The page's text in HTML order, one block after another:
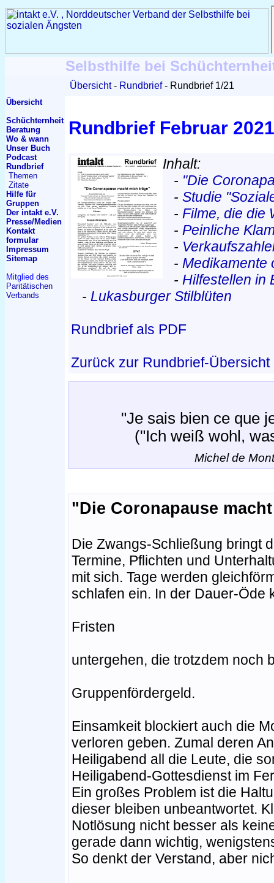
Selbsthilfe bei
Übersicht Rundbrief Rundbrief 1/21
Übersicht
Schüchternheit
Beratung
Wo & wann
Unser Buch
Podcast
Rundbrief
Themen
Zitate
Hilfe für
Gruppen
Der intakt e.V.
Presse/Medien
Kontakt
formular
Impressum
Sitemap
Mitglied des
Paritätischen
Verbands
Rundbrief Februar 2021
Inhalt:
- "Die
- Studie
- Filme, die die
- Peinliche
-
- Medikamente
- Hilfestellen in
- Lukasburger Stilblüten
Rundbrief als PDF
Zurück zur Rundbrief-Übersicht
"Je sais bien ce que
("Ich weiß wohl,
Michel de
"Die Coronapause
Die Zwangs-Schließung bringt
Termine, Pflichten und
mit sich. Tage werden
schlafen ein. In der Dauer-Öde
Fristen
untergehen, die trotzdem noch
Gruppenfördergeld.
Einsamkeit blockiert auch die
verloren geben. Zumal deren
Heiligabend all die Leute, die
Heiligabend-Gottesdienst im
Ein großes Problem ist die
dieser bleiben unbeantwortet.
Notlösung nicht besser als
gerade dann wichtig,
So denkt der Verstand, aber